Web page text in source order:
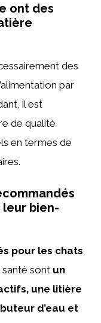
ont des
des
par
il est
de qualité
en termes de
bien-
pour les chats
sont un
une litière
d’eau et